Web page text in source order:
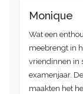
Monique
Wat een
meebrengt in
vriendinnen in
examenjaar.
maakten het